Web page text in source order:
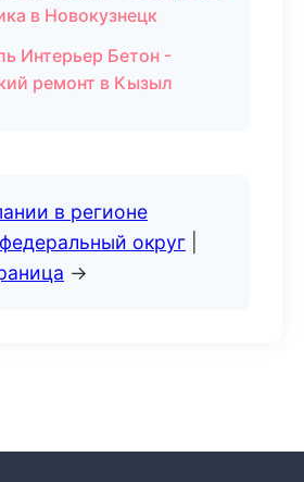
в Новокузнецк
Интерьер Бетон -
ремонт в Кызыл
в регионе
округ
→